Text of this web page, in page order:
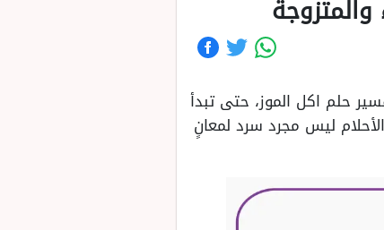
حلم اكل الموز، حتى تبدأ
ليس مجرد سرد لمعانٍ